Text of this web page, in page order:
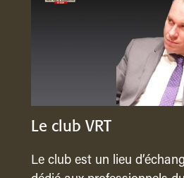
Le club VRT
Le club est un lieu